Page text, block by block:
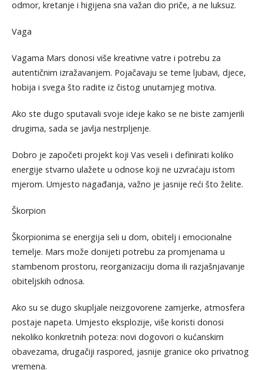
odmor, kretanje i higijena sna važan dio priče, a ne luksuz.
Vaga
Vagama Mars donosi više kreativne vatre i potrebu za
autentičnim izražavanjem. Pojačavaju se teme ljubavi, djece,
hobija i svega što radite iz čistog unutarnjeg motiva.
Ako ste dugo sputavali svoje ideje kako se ne biste zamjerili
drugima, sada se javlja nestrpljenje.
Dobro je započeti projekt koji Vas veseli i definirati koliko
energije stvarno ulažete u odnose koji ne uzvraćaju istom
mjerom. Umjesto nagađanja, važno je jasnije reći što želite.
Škorpion
Škorpionima se energija seli u dom, obitelj i emocionalne
temelje. Mars može donijeti potrebu za promjenama u
stambenom prostoru, reorganizaciju doma ili razjašnjavanje
obiteljskih odnosa.
Ako su se dugo skupljale neizgovorene zamjerke, atmosfera
postaje napeta. Umjesto eksplozije, više koristi donosi
nekoliko konkretnih poteza: novi dogovori o kućanskim
obavezama, drugačiji raspored, jasnije granice oko privatnog
vremena.